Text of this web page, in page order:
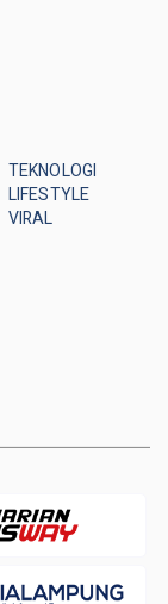
TEKNOLOGI
LIFESTYLE
VIRAL